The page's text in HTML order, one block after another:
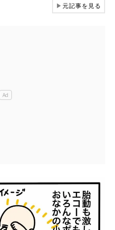
▶元記事を見る